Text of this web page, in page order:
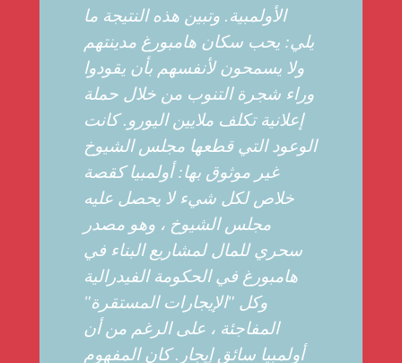
الأولمبية. وتبين هذه النتيجة ما
يلي: يحب سكان هامبورغ مدينتهم
ولا يسمحون لأنفسهم بأن يقودوا
وراء شجرة التنوب من خلال حملة
إعلانية تكلف ملايين اليورو. كانت
الوعود التي قطعها مجلس الشيوخ
غير موثوق بها: أولمبيا كقصة
خلاص لكل شيء لا يحصل عليه
مجلس الشيوخ ، وهو مصدر
سحري للمال لمشاريع البناء في
هامبورغ في الحكومة الفيدرالية
وكل "الإيجارات المستقرة"
المفاجئة ، على الرغم من أن
أولمبيا سائق إيجار. كان المفهوم